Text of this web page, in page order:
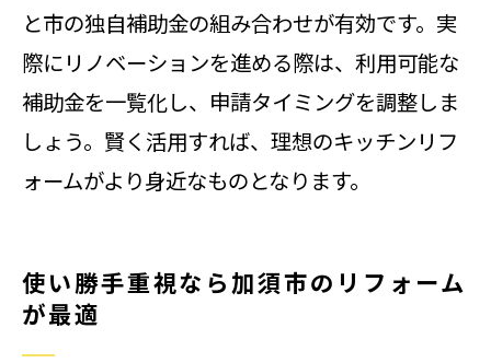
と市の独自補助金の組み合わせが有効です。実
際にリノベーションを進める際は、利用可能な
補助金を一覧化し、申請タイミングを調整しま
しょう。賢く活用すれば、理想のキッチンリフ
ォームがより身近なものとなります。
使い勝手重視なら加須市のリフォーム
が最適